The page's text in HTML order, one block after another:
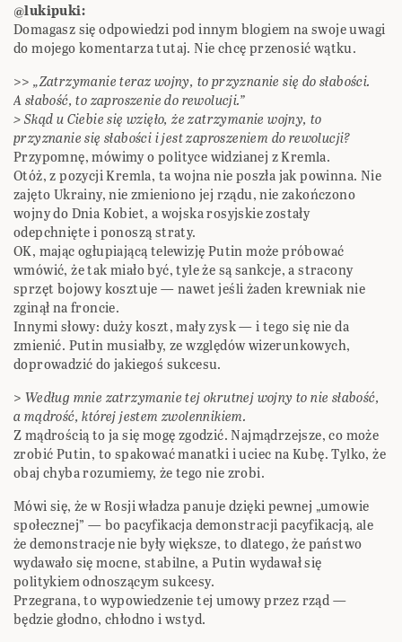
@lukipuki:
Domagasz się odpowiedzi pod innym blogiem na swoje uwagi
do mojego komentarza tutaj. Nie chcę przenosić wątku.
>>„Zatrzymanie teraz wojny, to przyznanie się do słabości.
A słabość, to zaproszenie do rewolucji.”
> Skąd u Ciebie się wzięło, że zatrzymanie wojny, to
przyznanie się słabości i jest zaproszeniem do rewolucji?
Przypomnę, mówimy o polityce widzianej z Kremla.
Otóż, z pozycji Kremla, ta wojna nie poszła jak powinna. Nie
zajęto Ukrainy, nie zmieniono jej rządu, nie zakończono
wojny do Dnia Kobiet, a wojska rosyjskie zostały
odepchnięte i ponoszą straty.
OK, mając ogłupiającą telewizję Putin może próbować
wmówić, że tak miało być, tyle że są sankcje, a stracony
sprzęt bojowy kosztuje — nawet jeśli żaden krewniak nie
zginął na froncie.
Innymi słowy: duży koszt, mały zysk — i tego się nie da
zmienić. Putin musiałby, ze względów wizerunkowych,
doprowadzić do jakiegoś sukcesu.
> Według mnie zatrzymanie tej okrutnej wojny to nie słabość,
a mądrość, której jestem zwolennikiem.
Z mądrością to ja się mogę zgodzić. Najmądrzejsze, co może
zrobić Putin, to spakować manatki i uciec na Kubę. Tylko, że
obaj chyba rozumiemy, że tego nie zrobi.
Mówi się, że w Rosji władza panuje dzięki pewnej „umowie
społecznej” — bo pacyfikacja demonstracji pacyfikacją, ale
że demonstracje nie były większe, to dlatego, że państwo
wydawało się mocne, stabilne, a Putin wydawał się
politykiem odnoszącym sukcesy.
Przegrana, to wypowiedzenie tej umowy przez rząd —
będzie głodno, chłodno i wstyd.